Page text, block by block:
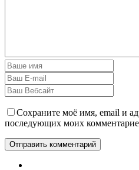
Сохраните моё имя, email и
последующих моих